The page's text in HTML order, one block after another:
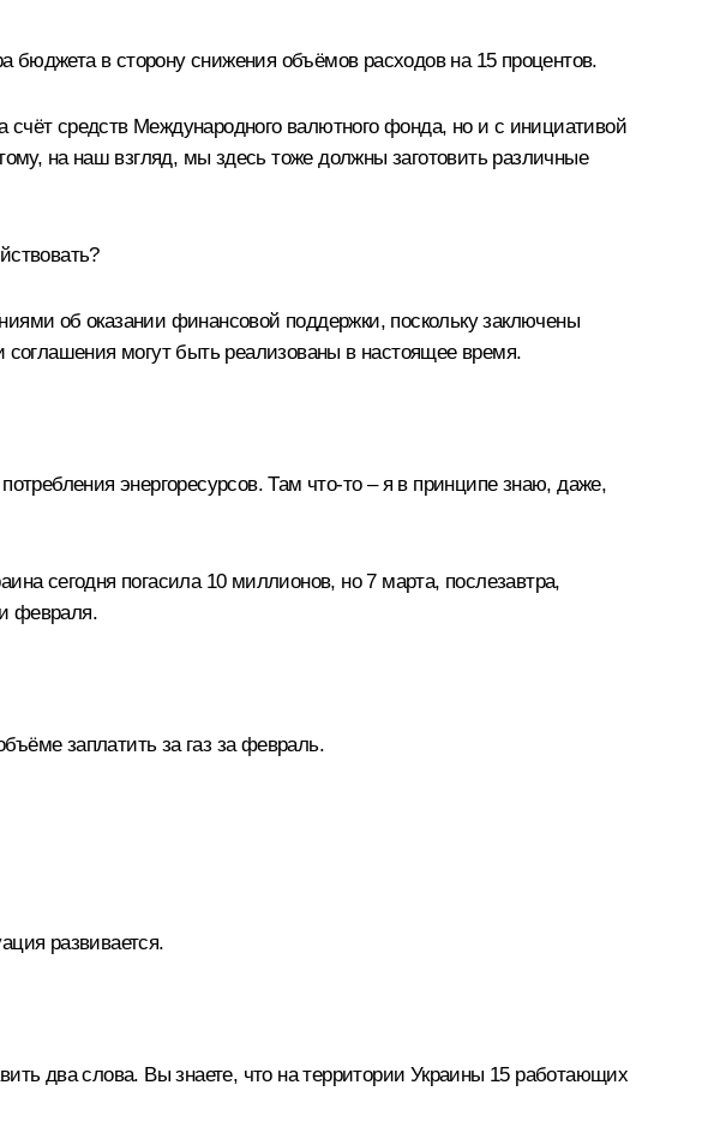
бюджета в сторону снижения объёмов расходов на 15 процентов.
средств Международного валютного фонда, но и с инициативой
на наш взгляд, мы здесь тоже должны заготовить различные
об оказании финансовой поддержки, поскольку заключены
могут быть реализованы в настоящее время.
энергоресурсов. Там что‑то – я в принципе знаю, даже,
сегодня погасила 10 миллионов, но 7 марта, послезавтра,
февраля.
заплатить за газ за февраль.
развивается.
два слова. Вы знаете, что на территории Украины 15 работающих